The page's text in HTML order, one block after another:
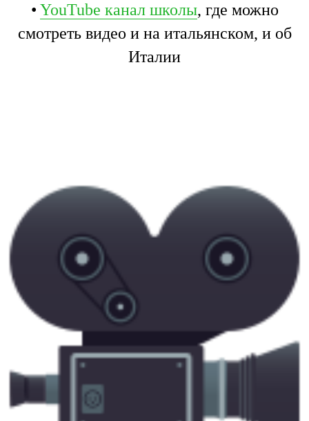
• YouTube канал школы, где можно
смотреть видео и на итальянском, и об
Италии